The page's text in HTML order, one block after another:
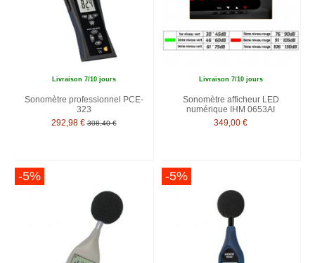
Livraison 7/10 jours
Sonomètre professionnel PCE-
323
292,98 € 308,40 €
Livraison 7/10 jours
Sonomètre afficheur LED
numérique IHM 0653AI
349,00 €
-5% -5%